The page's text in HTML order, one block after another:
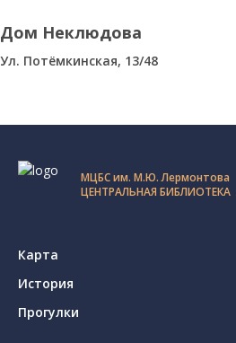
Дом Неклюдова
Ул. Потёмкинская, 13/48
МЦБС им. М.Ю. Лермонтова
ЦЕНТРАЛЬНАЯ БИБЛИОТЕКА
Карта
История
Прогулки